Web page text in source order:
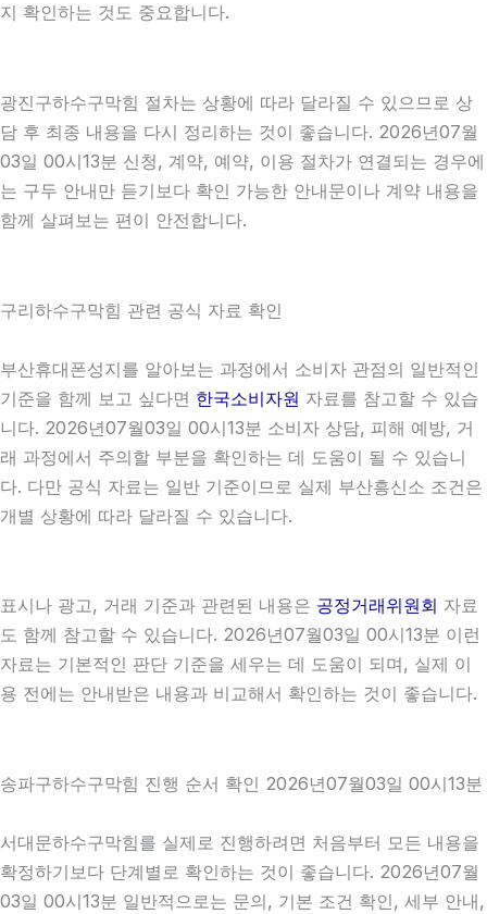
지 확인하는 것도 중요합니다.
광진구하수구막힘 절차는 상황에 따라 달라질 수 있으므로 상
담 후 최종 내용을 다시 정리하는 것이 좋습니다. 2026년07월
03일 00시13분 신청, 계약, 예약, 이용 절차가 연결되는 경우에
는 구두 안내만 듣기보다 확인 가능한 안내문이나 계약 내용을
함께 살펴보는 편이 안전합니다.
구리하수구막힘 관련 공식 자료 확인
부산휴대폰성지를 알아보는 과정에서 소비자 관점의 일반적인
기준을 함께 보고 싶다면 한국소비자원 자료를 참고할 수 있습
니다. 2026년07월03일 00시13분 소비자 상담, 피해 예방, 거
래 과정에서 주의할 부분을 확인하는 데 도움이 될 수 있습니
다. 다만 공식 자료는 일반 기준이므로 실제 부산흥신소 조건은
개별 상황에 따라 달라질 수 있습니다.
표시나 광고, 거래 기준과 관련된 내용은 공정거래위원회 자료
도 함께 참고할 수 있습니다. 2026년07월03일 00시13분 이런
자료는 기본적인 판단 기준을 세우는 데 도움이 되며, 실제 이
용 전에는 안내받은 내용과 비교해서 확인하는 것이 좋습니다.
송파구하수구막힘 진행 순서 확인 2026년07월03일 00시13분
서대문하수구막힘를 실제로 진행하려면 처음부터 모든 내용을
확정하기보다 단계별로 확인하는 것이 좋습니다. 2026년07월
03일 00시13분 일반적으로는 문의, 기본 조건 확인, 세부 안내,